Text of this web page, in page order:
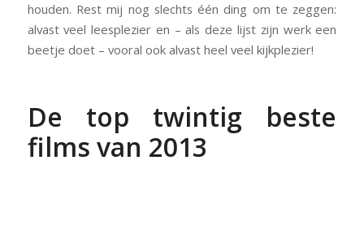
houden. Rest mij nog slechts één ding om te zeggen:
alvast veel leesplezier en – als deze lijst zijn werk een
beetje doet – vooral ook alvast heel veel kijkplezier!
De top twintig beste
films van 2013